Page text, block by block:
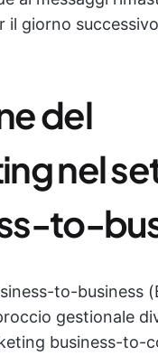
il giorno
del
nel
to-
to-business
gestionale
business-to-